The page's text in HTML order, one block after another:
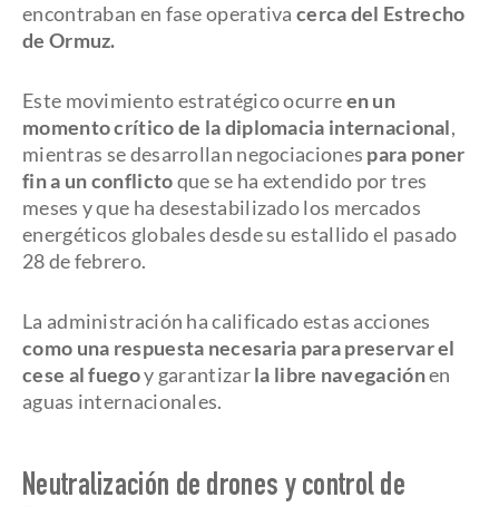
encontraban en fase operativacerca del Estrecho
de Ormuz.
Este movimiento estratégico ocurreen un
momento crítico de la diplomacia internacional,
mientras se desarrollan negociaciones para poner
fin a un conflictoque se ha extendido por tres
meses y que ha desestabilizado los mercados
energéticos globales desde su estallido el pasado
28 de febrero.
La administración ha calificado estas acciones
como una respuesta necesaria para preservar el
cese al fuegoy garantizarla libre navegaciónen
aguas internacionales.
Neutralización de drones y control de